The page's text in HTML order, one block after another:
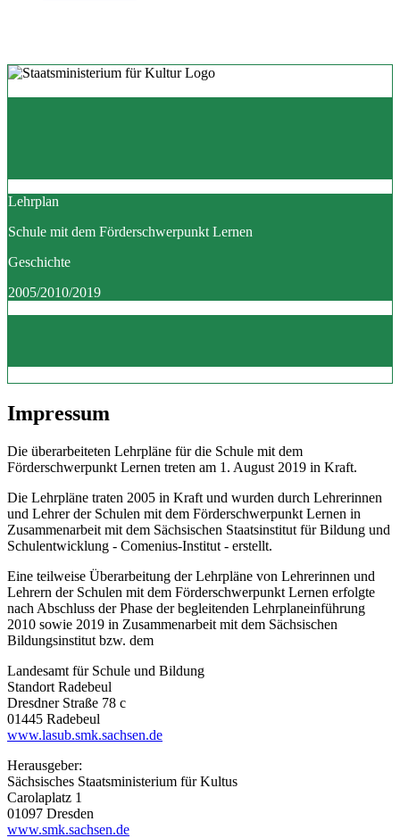
Lehrplan
Schule mit dem Förderschwerpunkt Lernen
Geschichte
2005/2010/2019
Impressum
Die überarbeiteten Lehrpläne für die Schule mit dem
Förderschwerpunkt Lernen treten am 1. August 2019 in Kraft.
Die Lehrpläne traten 2005 in Kraft und wurden durch Lehrerinnen
und Lehrer der Schulen mit dem Förderschwerpunkt Lernen in
Zusammenarbeit mit dem Sächsischen Staatsinstitut für Bildung und
Schulentwicklung - Comenius-Institut - erstellt.
Eine teilweise Überarbeitung der Lehrpläne von Lehrerinnen und
Lehrern der Schulen mit dem Förderschwerpunkt Lernen erfolgte
nach Abschluss der Phase der begleitenden Lehrplaneinführung
2010 sowie 2019 in Zusammenarbeit mit dem Sächsischen
Bildungsinstitut bzw. dem
Landesamt für Schule und Bildung
Standort Radebeul
Dresdner Straße 78 c
01445 Radebeul
www.lasub.smk.sachsen.de
Herausgeber:
Sächsisches Staatsministerium für Kultus
Carolaplatz 1
01097 Dresden
www.smk.sachsen.de